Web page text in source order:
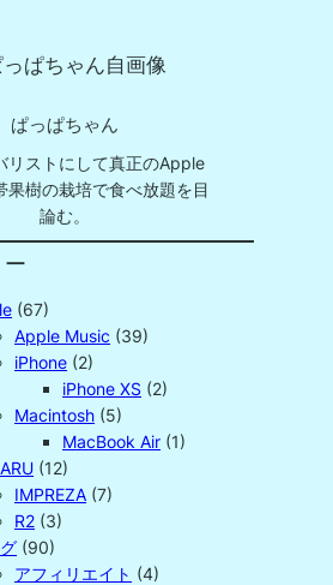
ぱっぱちゃん
リストにして真正のApple
果樹の栽培で食べ放題を目
論む。
(67)
Apple Music (39)
iPhone (2)
iPhone XS (2)
Macintosh (5)
MacBook Air (1)
(12)
IMPREZA (7)
R2 (3)
(90)
アフィリエイト (4)